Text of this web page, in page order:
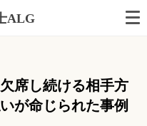
ALG
席し続ける相手方
が命じられた事例